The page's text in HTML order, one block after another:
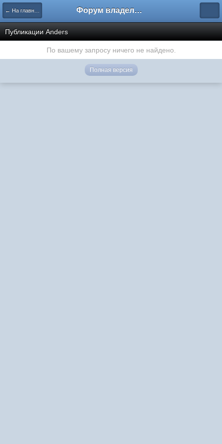
← На главную Форум владельцев интернет-магазинов
Публикации Anders
По вашему запросу ничего не найдено.
Полная версия